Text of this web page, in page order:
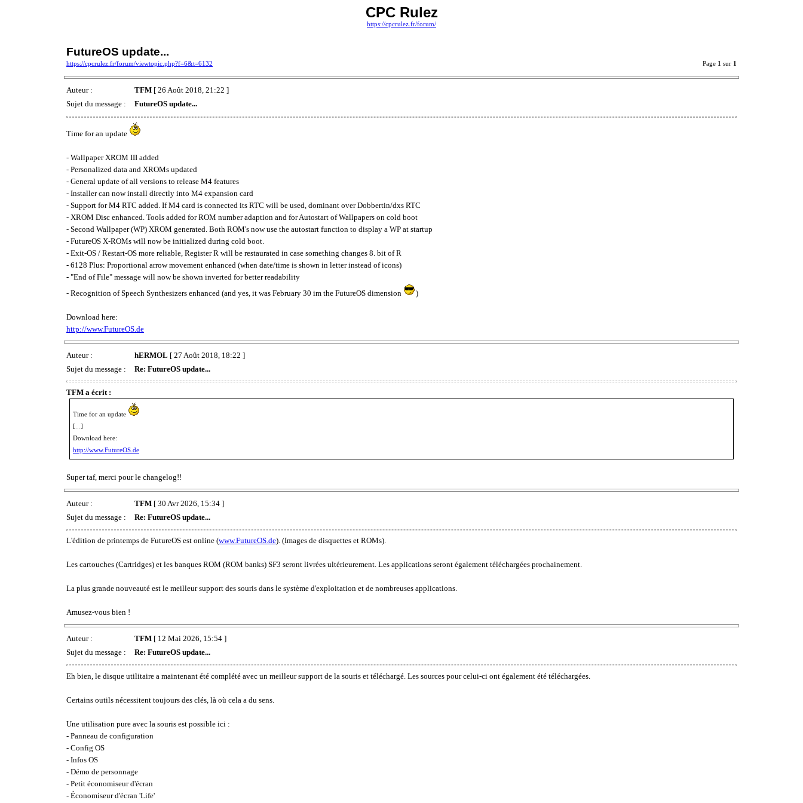
CPC Rulez
https://cpcrulez.fr/forum/
FutureOS update...
https://cpcrulez.fr/forum/viewtopic.php?f=6&t=6132 Page 1 sur 1
Auteur : TFM [ 26 Août 2018, 21:22 ]
Sujet du message :
FutureOS update...
Time for an update
- Wallpaper XROM III added
- Personalized data and XROMs updated
- General update of all versions to release M4 features
- Installer can now install directly into M4 expansion card
- Support for M4 RTC added. If M4 card is connected its RTC will be used, dominant over Dobbertin/dxs RTC
- XROM Disc enhanced. Tools added for ROM number adaption and for Autostart of Wallpapers on cold boot
- Second Wallpaper (WP) XROM generated. Both ROM's now use the autostart function to display a WP at startup
- FutureOS X-ROMs will now be initialized during cold boot.
- Exit-OS / Restart-OS more reliable, Register R will be restaurated in case something changes 8. bit of R
- 6128 Plus: Proportional arrow movement enhanced (when date/time is shown in letter instead of icons)
- "End of File" message will now be shown inverted for better readability
- Recognition of Speech Synthesizers enhanced (and yes, it was February 30 im the FutureOS dimension
)
Download here:
http://www.FutureOS.de
Auteur : hERMOL [ 27 Août 2018, 18:22 ]
Sujet du message :
Re: FutureOS update...
TFM a écrit :
Time for an update
[...]
Download here:
http://www.FutureOS.de
Super taf, merci pour le changelog!!
Auteur : TFM [ 30 Avr 2026, 15:34 ]
Sujet du message :
Re: FutureOS update...
L'édition de printemps de FutureOS est online (www.FutureOS.de). (Images de disquettes et ROMs).
Les cartouches (Cartridges) et les banques ROM (ROM banks) SF3 seront livrées ultérieurement. Les applications seront également téléchargées prochainement.
La plus grande nouveauté est le meilleur support des souris dans le système d'exploitation et de nombreuses applications.
Amusez-vous bien !
Auteur : TFM [ 12 Mai 2026, 15:54 ]
Sujet du message :
Re: FutureOS update...
Eh bien, le disque utilitaire a maintenant été complété avec un meilleur support de la souris et téléchargé. Les sources pour celui-ci ont également été téléchargées.
Certains outils nécessitent toujours des clés, là où cela a du sens.
Une utilisation pure avec la souris est possible ici :
- Panneau de configuration
- Config OS
- Infos OS
- Démo de personnage
- Petit économiseur d'écran
- Économiseur d'écran 'Life'